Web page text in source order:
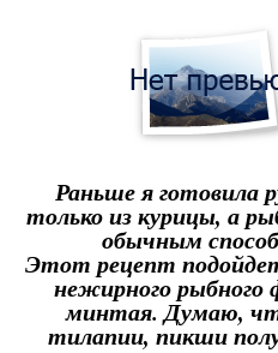
Раньше я готовила
только из курицы, а
обычным
Этот рецепт
нежирного рыбного
минтая. Думаю,
тилапии, пикши